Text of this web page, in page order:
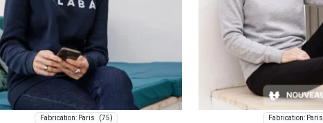
Fabrication: Paris (75) Fabrication: Paris